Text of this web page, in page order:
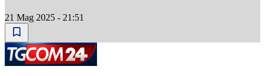
21 Mag 2025 - 21:51